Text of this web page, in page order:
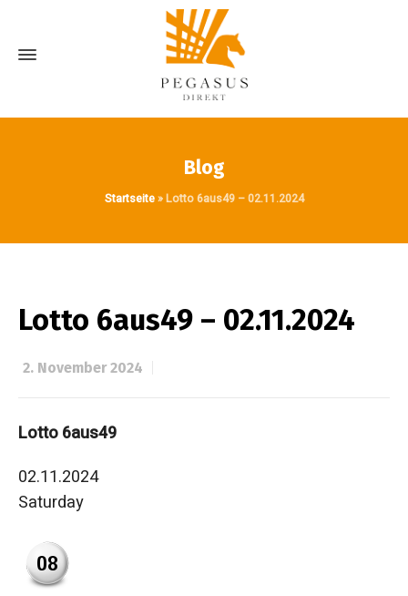
Blog
Startseite»Lotto 6aus49 – 02.11.2024
Lotto 6aus49 – 02.11.2024
2. November 2024
Lotto 6aus49
02.11.2024
Saturday